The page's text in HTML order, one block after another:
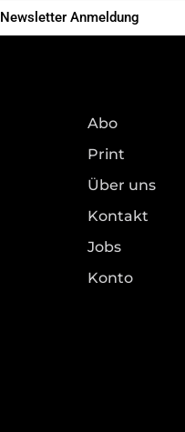
Newsletter Anmeldung
Abo
Print
Über uns
Kontakt
Jobs
Konto